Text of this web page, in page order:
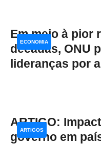
Em meio à pior
décadas, ONU
lideranças por
ECONOMIA
ARTIGO:
governo em
ARTIGOS